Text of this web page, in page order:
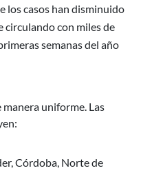
los casos han disminuido
circulando con miles de
semanas del año
manera uniforme. Las
Córdoba, Norte de